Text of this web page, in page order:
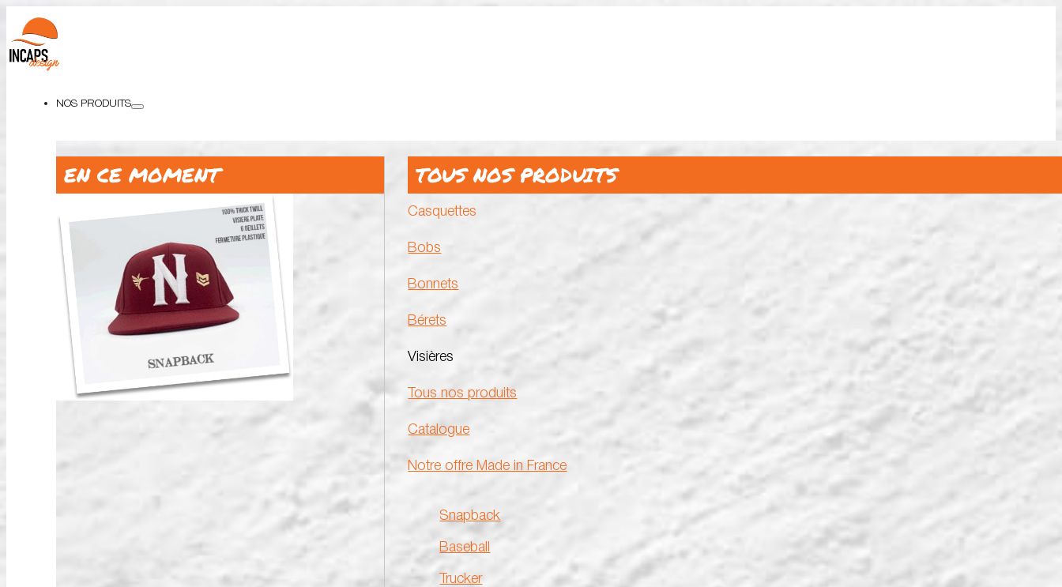
NOS PRODUITS
EN CE MOMENT TOUS NOS PRODUITS
Casquettes
Bobs
Bonnets
Bérets
Visières
Tous nos produits
Catalogue
Notre offre Made in France
Snapback
Baseball
Trucker